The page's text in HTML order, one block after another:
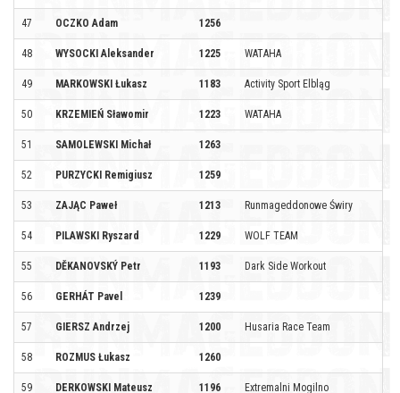
47 OCZKO Adam 1256
48 WYSOCKI Aleksander 1225 WATAHA
49 MARKOWSKI Łukasz 1183 Activity Sport Elbląg
50 KRZEMIEŃ Sławomir 1223 WATAHA
51 SAMOLEWSKI Michał 1263
52 PURZYCKI Remigiusz 1259
53 ZAJĄC Paweł 1213 Runmageddonowe Świry
54 PILAWSKI Ryszard 1229 WOLF TEAM
55 DĚKANOVSKÝ Petr 1193 Dark Side Workout
56 GERHÁT Pavel 1239
57 GIERSZ Andrzej 1200 Husaria Race Team
58 ROZMUS Łukasz 1260
59 DERKOWSKI Mateusz 1196 Extremalni Mogilno